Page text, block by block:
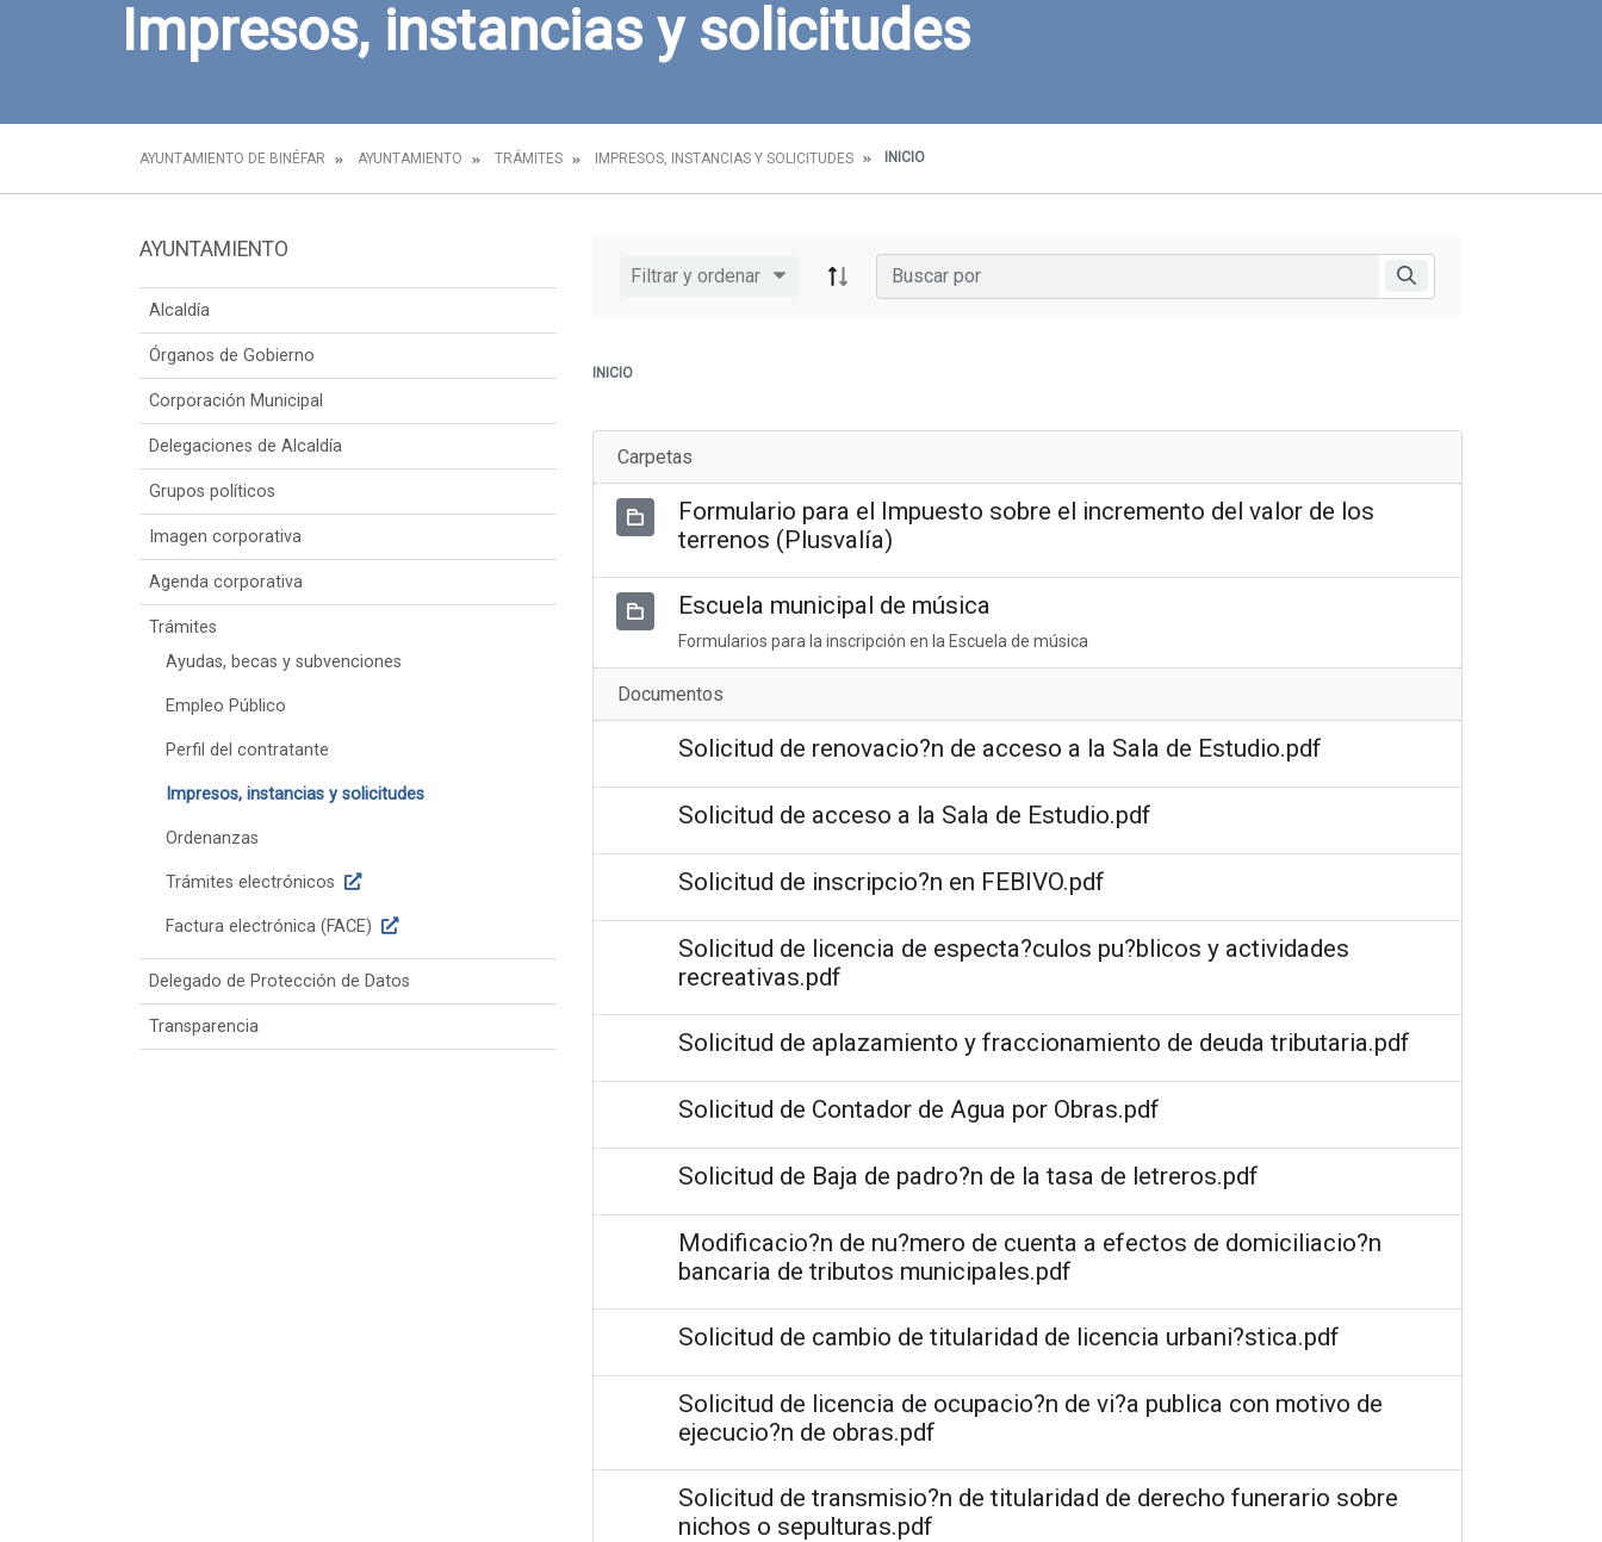
Impresos, instancias y solicitudes
AYUNTAMIENTO DE BINÉFAR AYUNTAMIENTO TRÁMITES IMPRESOS, INSTANCIAS Y SOLICITUDES INICIO
AYUNTAMIENTO
Alcaldía
Órganos de Gobierno
Corporación Municipal
Delegaciones de Alcaldía
Grupos políticos
Imagen corporativa
Agenda corporativa
Trámites
Ayudas, becas y subvenciones
Empleo Público
Perfil del contratante
Impresos, instancias y solicitudes
Ordenanzas
Trámites electrónicos
Factura electrónica (FACE)
Delegado de Protección de Datos
Transparencia
Filtrar y ordenar
INICIO
Carpetas
Formulario para el Impuesto sobre el incremento del valor de los
terrenos (Plusvalía)
Escuela municipal de música
Formularios para la inscripción en la Escuela de música
Documentos
Solicitud de renovacio?n de acceso a la Sala de Estudio.pdf
Solicitud de acceso a la Sala de Estudio.pdf
Solicitud de inscripcio?n en FEBIVO.pdf
Solicitud de licencia de especta?culos pu?blicos y actividades
recreativas.pdf
Solicitud de aplazamiento y fraccionamiento de deuda tributaria.pdf
Solicitud de Contador de Agua por Obras.pdf
Solicitud de Baja de padro?n de la tasa de letreros.pdf
Modificacio?n de nu?mero de cuenta a efectos de domiciliacio?n
bancaria de tributos municipales.pdf
Solicitud de cambio de titularidad de licencia urbani?stica.pdf
Solicitud de licencia de ocupacio?n de vi?a publica con motivo de
ejecucio?n de obras.pdf
Solicitud de transmisio?n de titularidad de derecho funerario sobre
nichos o sepulturas.pdf